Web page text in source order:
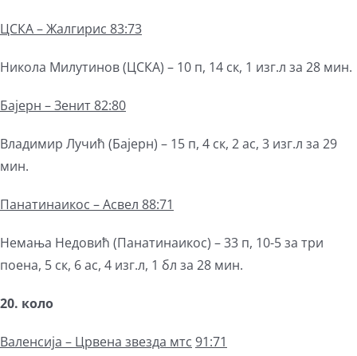
ЦСКА – Жалгирис 83:73
Никола Милутинов (ЦСКА) – 10 п, 14 ск, 1 изг.л за 28 мин.
Бајерн – Зенит 82:80
Владимир Лучић (Бајерн) – 15 п, 4 ск, 2 ас, 3 изг.л за 29
мин.
Панатинаикос – Асвел 88:71
Немања Недовић (Панатинаикос) – 33 п, 10-5 за три
поена, 5 ск, 6 ас, 4 изг.л, 1 бл за 28 мин.
20. коло
Валенсија – Црвена звезда мтс 91:71